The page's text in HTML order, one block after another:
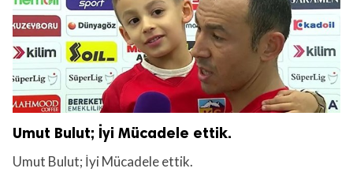
Umut Bulut; İyi Mücadele ettik.
Umut Bulut; İyi Mücadele ettik.